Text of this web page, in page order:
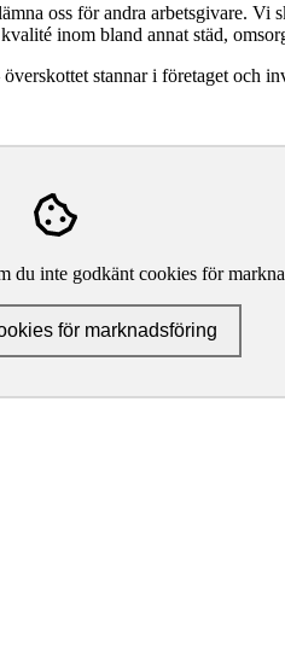
oss för andra arbetsgivare.
inom bland annat städ,
stannar i företaget och
du inte godkänt cookies för
för marknadsföring